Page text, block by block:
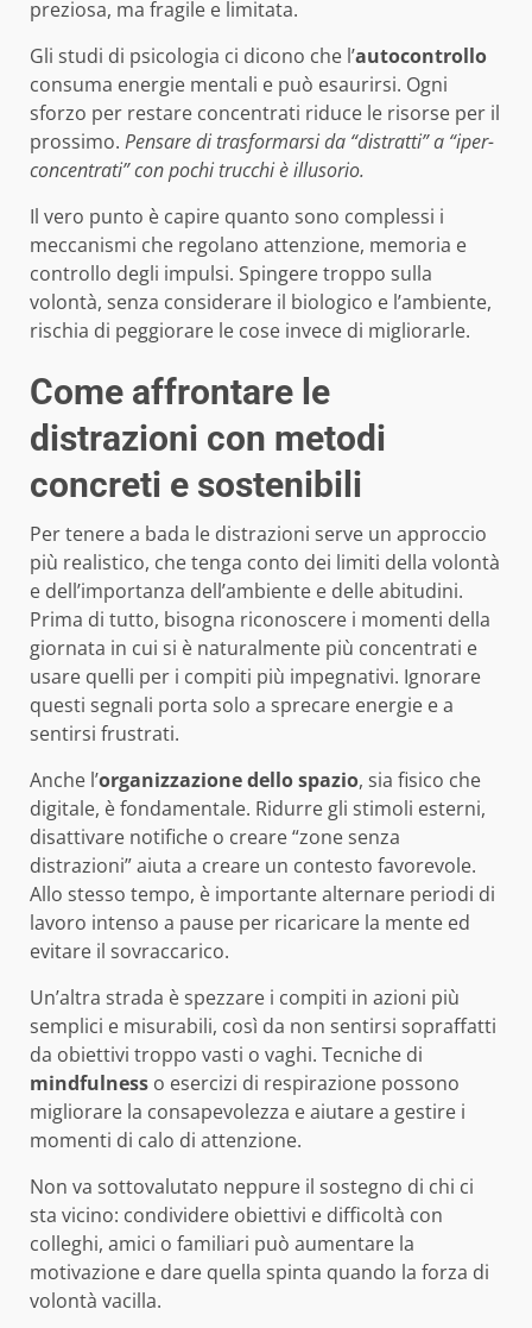
preziosa, ma fragile e limitata.
Gli studi di psicologia ci dicono che l’autocontrollo
consuma energie mentali e può esaurirsi. Ogni
sforzo per restare concentrati riduce le risorse per il
prossimo. Pensare di trasformarsi da “distratti” a “iper-
concentrati” con pochi trucchi è illusorio.
Il vero punto è capire quanto sono complessi i
meccanismi che regolano attenzione, memoria e
controllo degli impulsi. Spingere troppo sulla
volontà, senza considerare il biologico e l’ambiente,
rischia di peggiorare le cose invece di migliorarle.
Come affrontare le
distrazioni con metodi
concreti e sostenibili
Per tenere a bada le distrazioni serve un approccio
più realistico, che tenga conto dei limiti della volontà
e dell’importanza dell’ambiente e delle abitudini.
Prima di tutto, bisogna riconoscere i momenti della
giornata in cui si è naturalmente più concentrati e
usare quelli per i compiti più impegnativi. Ignorare
questi segnali porta solo a sprecare energie e a
sentirsi frustrati.
Anche l’organizzazione dello spazio, sia fisico che
digitale, è fondamentale. Ridurre gli stimoli esterni,
disattivare notifiche o creare “zone senza
distrazioni” aiuta a creare un contesto favorevole.
Allo stesso tempo, è importante alternare periodi di
lavoro intenso a pause per ricaricare la mente ed
evitare il sovraccarico.
Un’altra strada è spezzare i compiti in azioni più
semplici e misurabili, così da non sentirsi sopraffatti
da obiettivi troppo vasti o vaghi. Tecniche di
mindfulness o esercizi di respirazione possono
migliorare la consapevolezza e aiutare a gestire i
momenti di calo di attenzione.
Non va sottovalutato neppure il sostegno di chi ci
sta vicino: condividere obiettivi e difficoltà con
colleghi, amici o familiari può aumentare la
motivazione e dare quella spinta quando la forza di
volontà vacilla.